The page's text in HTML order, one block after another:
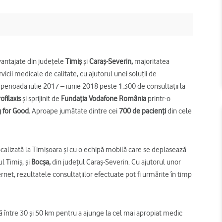
din județele TimișșiCaraș-Severin, majoritatea
medicale de calitate, cu ajutorul unei soluții de
iulie 2017 – iunie 2018 peste 1.300 de consultații la
și sprijinit de Fundația Vodafone România printr-o
Good.Aproape jumătate dintre cei 700 de paciențidin cele
la Timișoara și cu o echipă mobilă care se deplasează
Timiș, și Bocșa,din județul Caraș-Severin. Cu ajutorul unor
rezultatele consultațiilor efectuate pot fi urmărite în timp
30 și 50 km pentru a ajunge la cel mai apropiat medic